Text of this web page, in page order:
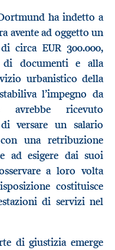
ha indetto a
avente ad oggetto un
circa EUR 300.000,
di documenti e alla
urbanistico della
l’impegno da
ricevuto
di versare un salario
una retribuzione
ad esigere dai suoi
a loro volta
costituisce
di servizi nel
di giustizia emerge